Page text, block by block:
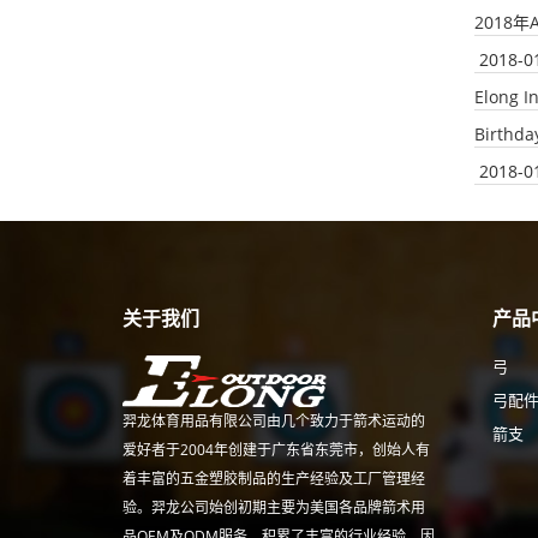
2018年
2018-
Elong
2018-
关于我们
羿龙体育用品有限公司由几个致力于箭术运动的
爱好者于2004年创建于广东省东莞市，创始人有
着丰富的五金塑胶制品的生产经验及工厂管理经
验。羿龙公司始创初期主要为美国各品牌箭术用
产品
弓
弓配件
箭支